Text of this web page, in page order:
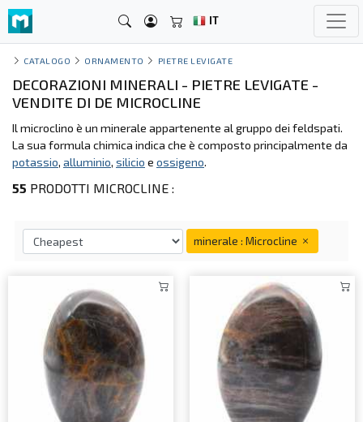
IT
CATALOGO ORNAMENTO PIETRE LEVIGATE
DECORAZIONI MINERALI - PIETRE LEVIGATE -
VENDITE DI DE MICROCLINE
Il microclino è un minerale appartenente al gruppo dei feldspati.
La sua formula chimica indica che è composto principalmente da
potassio, alluminio, silicio e ossigeno.
55 PRODOTTI MICROCLINE :
minerale : Microcline